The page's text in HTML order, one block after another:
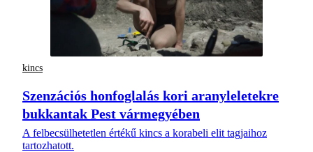
kincs
Szenzációs honfoglalás kori aranyleletekre
bukkantak Pest vármegyében
A felbecsülhetetlen értékű kincs a korabeli elit tagjaihoz
tartozhatott.